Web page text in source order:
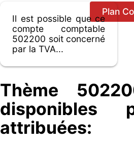
Plan
Il est possible que ce
compte comptable
502200 soit concerné
par la TVA...
Thème
disponibles
attribuées: